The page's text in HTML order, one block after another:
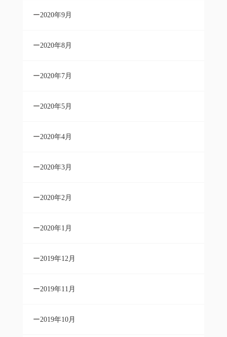
2020年9月
2020年8月
2020年7月
2020年5月
2020年4月
2020年3月
2020年2月
2020年1月
2019年12月
2019年11月
2019年10月